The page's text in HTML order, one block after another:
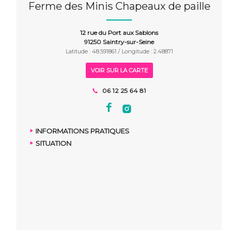
Ferme des Minis Chapeaux de paille
12 rue du Port aux Sablons
91250 Saintry-sur-Seine
Latitude : 48.591861 / Longitude : 2.48871
VOIR SUR LA CARTE
06 12 25 64 81
INFORMATIONS PRATIQUES
SITUATION